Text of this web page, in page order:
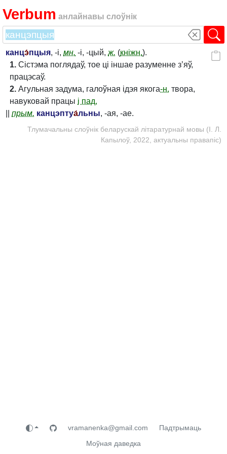
Verbum анлайнавы слоўнік
канцэ́пцыя, -і, мн. -і, -цый, ж. (кніжн.).
1. Сістэма поглядаў, тое ці іншае разуменне з’яў,
працэсаў.
2. Агульная задума, галоўная ідэя якога-н. твора,
навуковай працы і пад.
прым. канцэптуа́льны, -ая, -ае.
Тлумачальны слоўнік беларускай літаратурнай мовы (І. Л.
Капылоў, 2022, актуальны правапіс)
vramanenka@gmail.com
Падтрымаць
Моўная даведка